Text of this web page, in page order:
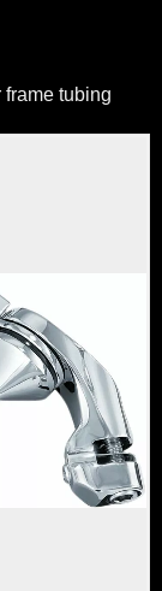
frame tubing